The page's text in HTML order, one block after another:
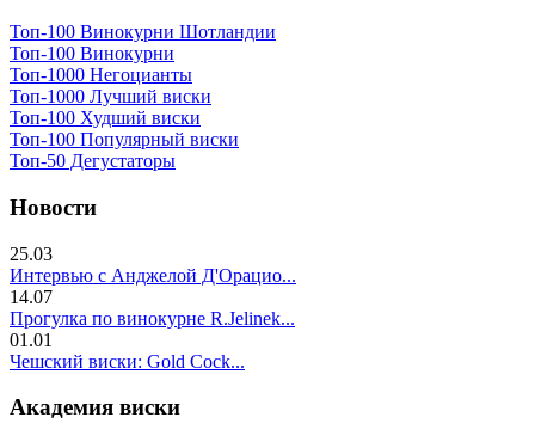
Топ-100 Винокурни Шотландии
Топ-100 Винокурни
Топ-1000 Негоцианты
Топ-1000 Лучший виски
Топ-100 Худший виски
Топ-100 Популярный виски
Топ-50 Дегустаторы
Новости
25.03
Интервью с Анджелой Д'Орацио...
14.07
Прогулка по винокурне R.Jelinek...
01.01
Чешский виски: Gold Cock...
Академия виски